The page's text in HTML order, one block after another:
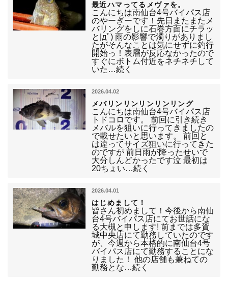
最近ハマってるメヴァを。
こんにちは南仙台4号バイパス店
のやーぎーです！先日またまたメ
バリングをしに石巻方面にチラッ
と|дﾟ) 雨の影響で濁りがありまし
たがそんなことは気にせずに釣行
開始っ！表層が反応なかったので
すぐにボトム付近をネチネチして
いた…続く
2026.04.02
メバリンリンリンリンリング
こんにちは南仙台4号バイパス店
トドコロです。 前回に引き続き
メバルを狙いに行ってきましたの
で載せたいと思います。 前回と
は違ってサイズ狙いに行ってきた
のですが 前日雨が降ったせいで
大分しんどかったです泣 最初は
20ちょい…続く
2026.04.01
はじめまして！
皆さん初めまして！今後から南仙
台4号バイパス店にてお世話にな
る大槻と申します! 前までは多賀
城中央店にて勤務していたのです
が、今週から本格的に南仙台4号
バイパス店にて勤務することにな
りました！ 他の店舗も兼ねての
勤務とな…続く